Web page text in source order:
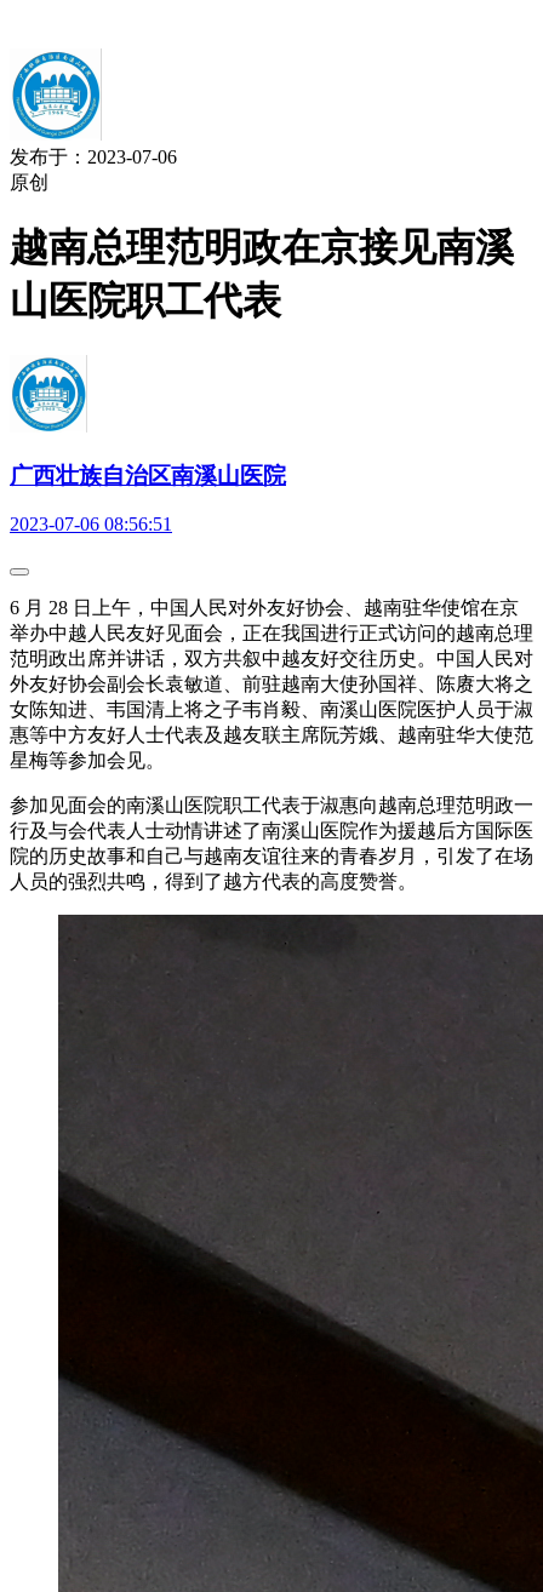
发布于：2023-07-06
原创
越南总理范明政在京接见南溪
山医院职工代表
广西壮族自治区南溪山医院
2023-07-06 08:56:51
6 月 28 日上午，中国人民对外友好协会、越南驻华使馆在京
举办中越人民友好见面会，正在我国进行正式访问的越南总理
范明政出席并讲话，双方共叙中越友好交往历史。中国人民对
外友好协会副会长袁敏道、前驻越南大使孙国祥、陈赓大将之
女陈知进、韦国清上将之子韦肖毅、南溪山医院医护人员于淑
惠等中方友好人士代表及越友联主席阮芳娥、越南驻华大使范
星梅等参加会见。
参加见面会的南溪山医院职工代表于淑惠向越南总理范明政一
行及与会代表人士动情讲述了南溪山医院作为援越后方国际医
院的历史故事和自己与越南友谊往来的青春岁月，引发了在场
人员的强烈共鸣，得到了越方代表的高度赞誉。